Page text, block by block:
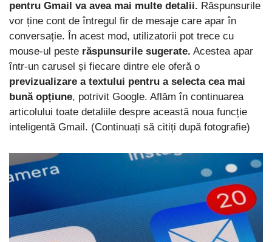
pentru Gmail va avea mai multe detalii. Răspunsurile
vor ține cont de întregul fir de mesaje care apar în
conversație. În acest mod, utilizatorii pot trece cu
mouse-ul peste răspunsurile sugerate. Acestea apar
într-un carusel și fiecare dintre ele oferă o
previzualizare a textului pentru a selecta cea mai
bună opțiune, potrivit Google. Aflăm în continuarea
articolului toate detaliile despre această noua funcție
inteligentă Gmail. (Continuați să citiți după fotografie)